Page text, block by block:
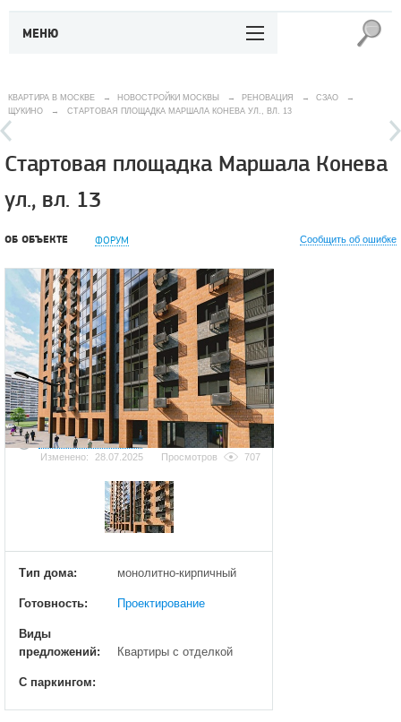
МЕНЮ
КВАРТИРА В МОСКВЕ → НОВОСТРОЙКИ МОСКВЫ → РЕНОВАЦИЯ → СЗАО
→
ЩУКИНО
→ СТАРТОВАЯ ПЛОЩАДКА МАРШАЛА КОНЕВА УЛ., ВЛ. 13
Стартовая площадка Маршала Конева
ул., вл. 13
ОБ ОБЪЕКТЕ ФОРУМ Сообщить об ошибке
Добавить фотографию
Изменено:
28.07.2025 Просмотров 707
Тип дома: монолитно-кирпичный
Готовность: Проектирование
Виды
предложений:
Квартиры с отделкой
С паркингом: